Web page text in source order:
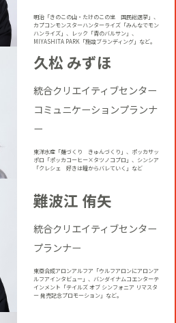
明治「きのこの山・たけのこの里 国民総選挙」、
カプコンモンスターハンターライズ「みんなでモン
ハンライズ」、レック「青のバルサン」、
MIYASHITA PARK「施設ブランディング」など。
久松 みずほ
統合クリエイティブセンター
コミュニケーションプランナ
ー
東洋水産「麺づくり きゅんづくり」、ポッカサッ
ポロ「ポッカコーヒー×タツノコプロ」、シンシア
「クレシェ 好きは瞳からバレていく」など
難波江 侑矢
統合クリエイティブセンター
プランナー
東亞合成アロンアルフア「ウルフアロンにアロンア
ルフアインタビュー」、バンダイナムコエンターテ
インメント「テイルズ オブ シンフォニア リマスタ
ー 発売記念プロモーション」など。